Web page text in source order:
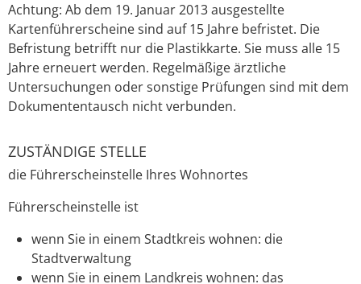
Achtung: Ab dem 19. Januar 2013 ausgestellte
Kartenführerscheine sind auf 15 Jahre befristet. Die
Befristung betrifft nur die Plastikkarte. Sie muss alle 15
Jahre erneuert werden. Regelmäßige ärztliche
Untersuchungen oder sonstige Prüfungen sind mit dem
Dokumententausch nicht verbunden.
ZUSTÄNDIGE STELLE
die Führerscheinstelle Ihres Wohnortes
Führerscheinstelle ist
wenn Sie in einem Stadtkreis wohnen: die
Stadtverwaltung
wenn Sie in einem Landkreis wohnen: das